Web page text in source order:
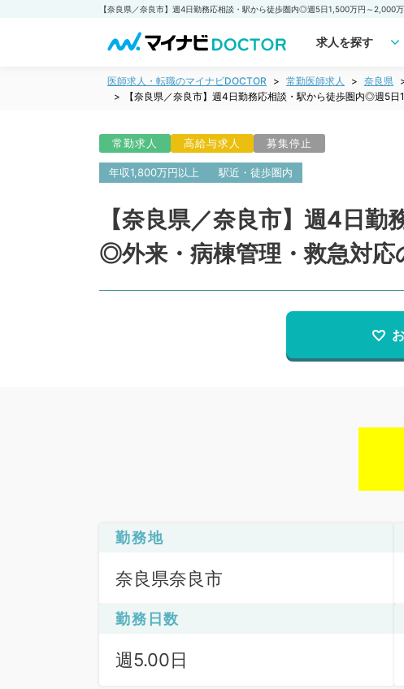
求人を探す
医師求人・転職のマイナビDOCTOR 常勤医師求人 奈良県
【奈良県／奈良市】週4日勤務応相談・駅から徒歩圏内◎週5
常勤求人 高給与求人 募集停止
年収1,800万円以上 駅近・徒歩圏内
【奈良県／奈良市】週4日
◎外来・病棟管理・救急対応
勤務地
奈良県奈良市
勤務日数
週5.00日